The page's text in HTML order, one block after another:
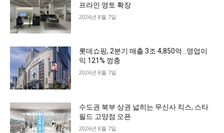
프라인 영토 확장
2026년 8월 7일
롯데쇼핑, 2분기 매출 3조 4,850억…영업이
익 121% 껑충
2026년 8월 7일
수도권 북부 상권 넓히는 무신사 킥스, 스타
필드 고양점 오픈
2026년 8월 7일